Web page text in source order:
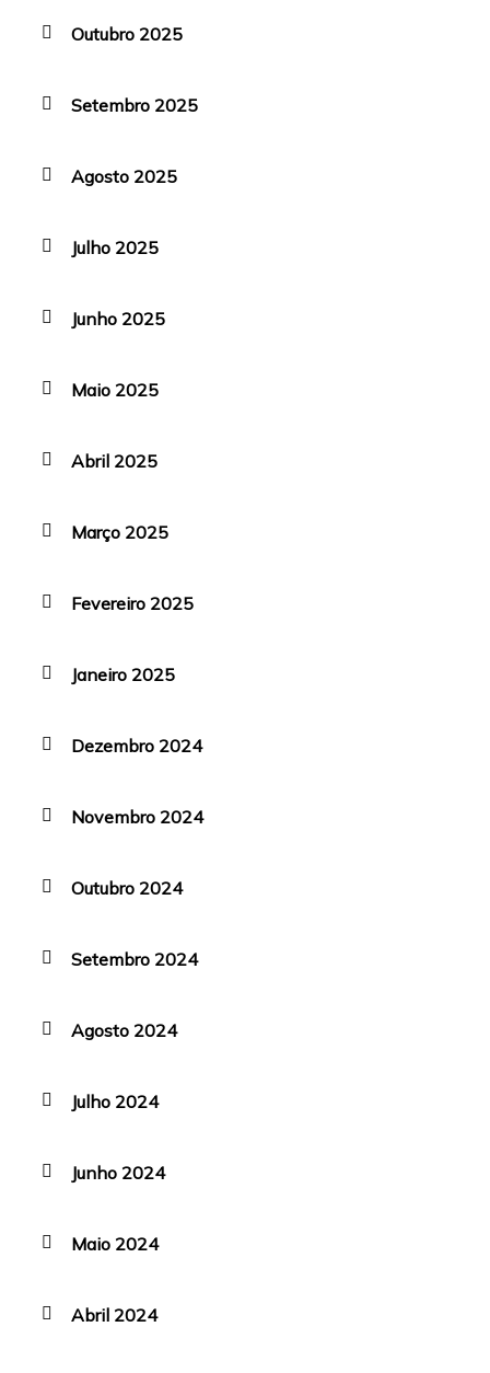
Outubro 2025
Setembro 2025
Agosto 2025
Julho 2025
Junho 2025
Maio 2025
Abril 2025
Março 2025
Fevereiro 2025
Janeiro 2025
Dezembro 2024
Novembro 2024
Outubro 2024
Setembro 2024
Agosto 2024
Julho 2024
Junho 2024
Maio 2024
Abril 2024